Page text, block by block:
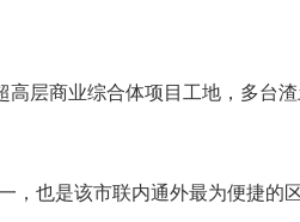
商业综合体项目工地，多台
也是该市联内通外最为便捷的